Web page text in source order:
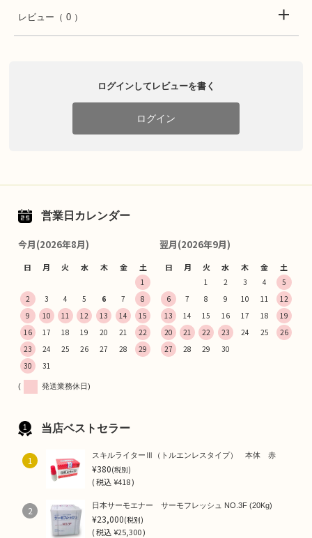
レビュー （ 0 ）
ログインしてレビューを書く
ログイン
営業日カレンダー
今月(2026年8月)
日 月 火 水 木 金 土
1
2
3 4 5 6 7
8
9
10 11 12 13 14
15
16
17 18 19 20 21
22
23
24 25 26 27 28
29
30
31
翌月(2026年9月)
日 月 火 水 木 金 土
1 2 3 4
5
6
7 8 9 10 11
12
13
14 15 16 17 18
19
20
21 22 23 24 25
26
27
28 29 30
( 発送業務休日)
当店ベストセラー
1 スキルライターⅢ（トルエンレスタイプ） 本体 赤
¥380(税別)
(税込¥418 )
2 日本サーモエナー サーモフレッシュ NO.3F (20Kg)
¥23,000(税別)
(税込¥25,300 )